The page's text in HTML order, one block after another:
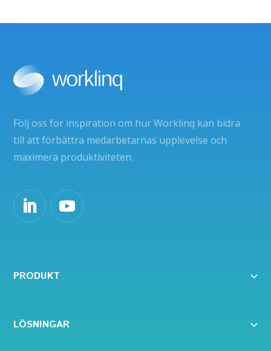
Följ oss för inspiration om hur Worklinq kan bidra
till att förbättra medarbetarnas upplevelse och
maximera produktiviteten.
PRODUKT
LÖSNINGAR